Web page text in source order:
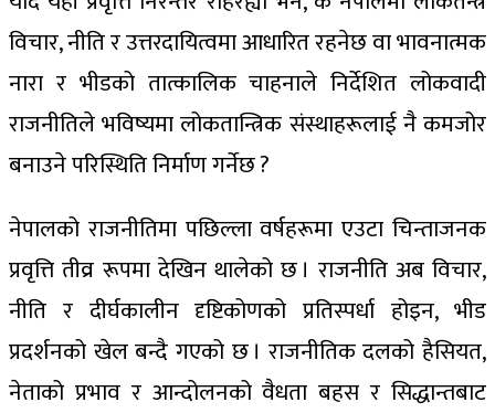
विचार, नीति र उत्तरदायित्वमा आधारित रहनेछ वा भावनात्मक
नारा र भीडको तात्कालिक चाहनाले निर्देशित लोकवादी
राजनीतिले भविष्यमा लोकतान्त्रिक संस्थाहरूलाई नै कमजोर
बनाउने परिस्थिति निर्माण गर्नेछ ?
नेपालको राजनीतिमा पछिल्ला वर्षहरूमा एउटा चिन्ताजनक
प्रवृत्ति तीव्र रूपमा देखिन थालेको छ । राजनीति अब विचार,
नीति र दीर्घकालीन दृष्टिकोणको प्रतिस्पर्धा होइन, भीड
प्रदर्शनको खेल बन्दै गएको छ । राजनीतिक दलको हैसियत,
नेताको प्रभाव र आन्दोलनको वैधता बहस र सिद्धान्तबाट